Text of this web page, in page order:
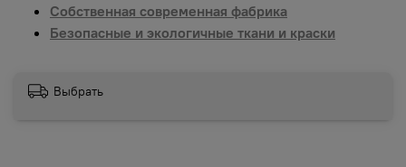
Собственная современная фабрика
Безопасные и экологичные ткани и краски
Выбрать